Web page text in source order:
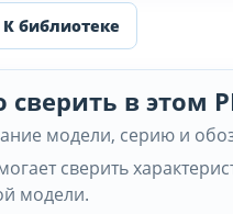
К библиотеке
в этом
модели, серию и
сверить
модели.